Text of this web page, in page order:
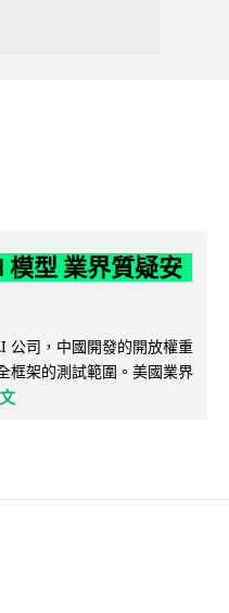
模型 業界質疑安
公司，中國開發的開放權重
框架的測試範圍。美國業界